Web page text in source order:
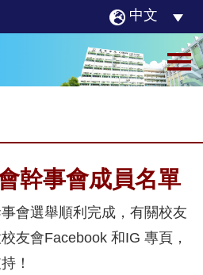
中文
幹事會成員名單
會選舉順利完成，有關校友
友會Facebook 和IG 專頁，
！